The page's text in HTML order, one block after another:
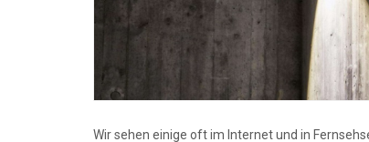
Wir sehen einige oft im Internet und in